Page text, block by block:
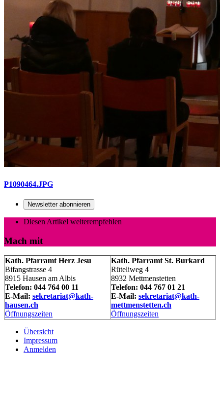
P1090464.JPG
Newsletter abonnieren
Diesen Artikel weiterempfehlen
Mach mit
Kath. Pfarramt Herz Jesu
Bifangstrasse 4
8915 Hausen am Albis
Telefon: 044 764 00 11
E-Mail: sekretariat@kath-
hausen.ch
Öffnungszeiten
Kath. Pfarramt St. Burkard
Rüteliweg 4
8932 Mettmenstetten
Telefon: 044 767 01 21
E-Mail: sekretariat@kath-
mettmenstetten.ch
Öffnungszeiten
Übersicht
Impressum
Anmelden